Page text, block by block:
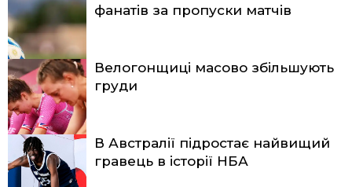
фанатів за пропуски матчів
Велогонщиці масово збільшують
груди
В Австралії підростає найвищий
гравець в історії НБА